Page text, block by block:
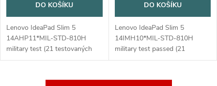
DO KOŠÍKU
Lenovo IdeaPad Slim 5
14AHP11*MIL-STD-810H
military test (21 testovaných
položek)Operační systém:
slovensky / anglickyProcesor:
DO KOŠÍKU
Lenovo IdeaPad Slim 5
14IMH10*MIL-STD-810H
military test passed (21
testovaných položek)Operační
Ultra 9 185H (16 jader (6P + 8E